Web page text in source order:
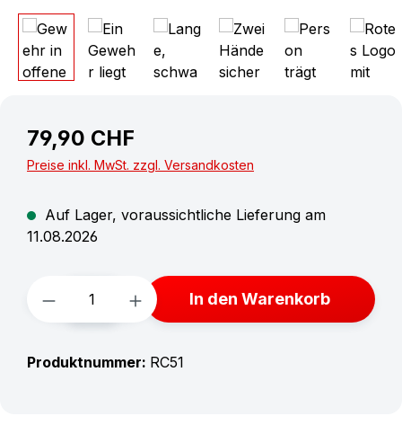
79,90 CHF
Preise inkl. MwSt. zzgl. Versandkosten
Auf Lager, voraussichtliche Lieferung am
11.08.2026
Produkt Anzahl: Gib den
In den Warenkorb
Produktnummer: RC51